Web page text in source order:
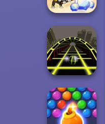
Idle Miner Space
Rush
Ball Surfer 3D